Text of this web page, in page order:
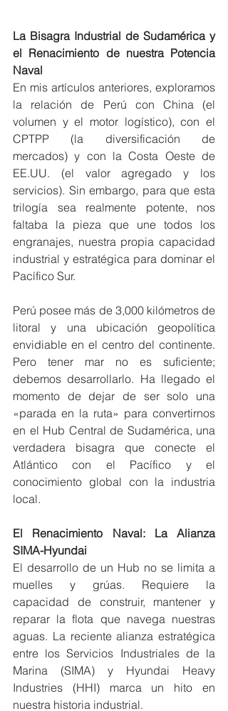
La Bisagra Industrial de Sudamérica y
el Renacimiento de nuestra Potencia
Naval
En mis artículos anteriores, exploramos
la relación de Perú con China (el
volumen y el motor logístico), con el
CPTPP (la diversificación de
mercados) y con la Costa Oeste de
EE.UU. (el valor agregado y los
servicios). Sin embargo, para que esta
trilogía sea realmente potente, nos
faltaba la pieza que une todos los
engranajes, nuestra propia capacidad
industrial y estratégica para dominar el
Pacífico Sur.
Perú posee más de 3,000 kilómetros de
litoral y una ubicación geopolítica
envidiable en el centro del continente.
Pero tener mar no es suficiente;
debemos desarrollarlo. Ha llegado el
momento de dejar de ser solo una
«parada en la ruta» para convertirnos
en el Hub Central de Sudamérica, una
verdadera bisagra que conecte el
Atlántico con el Pacífico y el
conocimiento global con la industria
local.
El Renacimiento Naval: La Alianza
SIMA-Hyundai
El desarrollo de un Hub no se limita a
muelles y grúas. Requiere la
capacidad de construir, mantener y
reparar la flota que navega nuestras
aguas. La reciente alianza estratégica
entre los Servicios Industriales de la
Marina (SIMA) y Hyundai Heavy
Industries (HHI) marca un hito en
nuestra historia industrial.